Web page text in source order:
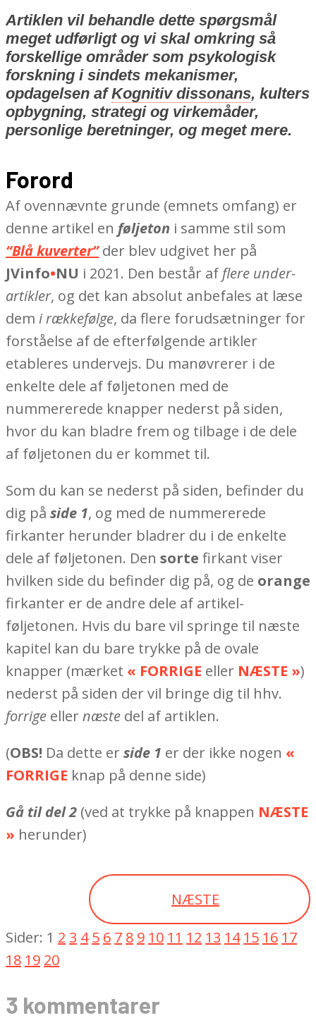
Artiklen vil behandle dette spørgsmål
meget udførligt og vi skal omkring så
forskellige områder som psykologisk
forskning i sindets mekanismer,
opdagelsen afKognitiv dissonans, kulters
opbygning, strategi og virkemåder,
personlige beretninger, og meget mere.
Forord
Af ovennævnte grunde (emnets omfang) er
denne artikel en føljeton i samme stil som
“Blå kuverter”der blev udgivet her på
JVinfo•NU i 2021. Den består af flere under-
artikler, og det kan absolut anbefales at læse
dem i rækkefølge, da flere forudsætninger for
forståelse af de efterfølgende artikler
etableres undervejs. Du manøvrerer i de
enkelte dele af føljetonen med de
nummererede knapper nederst på siden,
hvor du kan bladre frem og tilbage i de dele
af føljetonen du er kommet til.
Som du kan se nederst på siden, befinder du
dig på side 1, og med de nummererede
firkanter herunder bladrer du i de enkelte
dele af føljetonen. Den sorte firkant viser
hvilken side du befinder dig på, og de orange
firkanter er de andre dele af artikel-
føljetonen. Hvis du bare vil springe til næste
kapitel kan du bare trykke på de ovale
knapper (mærket « FORRIGE eller NÆSTE »)
nederst på siden der vil bringe dig til hhv.
forrige eller næste del af artiklen.
(OBS! Da dette er side 1 er der ikke nogen «
FORRIGE knap på denne side)
Gå til del 2 (ved at trykke på knappen NÆSTE
» herunder)
NÆSTE
Sider: 1 2 3 4 5 6 7 8 9 10 11 12 13 14 15 16 17
18 19 20
08-
3 kommentarer